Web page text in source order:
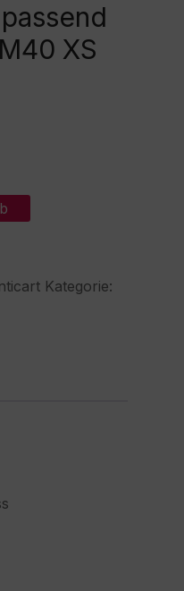
XS
n Kategorie: